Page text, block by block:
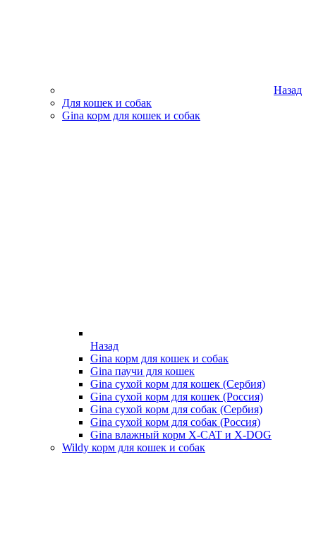
Назад
Для кошек и собак
Gina корм для кошек и собак
Назад
Gina корм для кошек и собак
Gina паучи для кошек
Gina сухой корм для кошек (Сербия)
Gina сухой корм для кошек (Россия)
Gina сухой корм для собак (Сербия)
Gina сухой корм для собак (Россия)
Gina влажный корм X-CAT и X-DOG
Wildy корм для кошек и собак